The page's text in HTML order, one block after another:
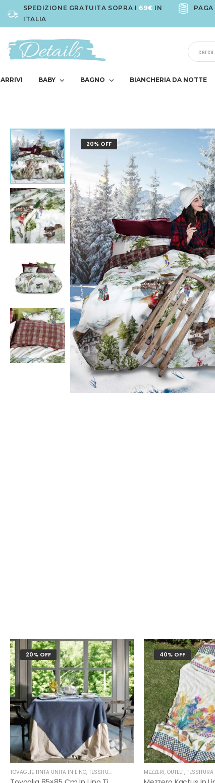
SPEDIZIONE GRATUITA SOPRA I 69€ IN
ITALIA
PAGA
BABY BAGNO BIANCHERIA DA NOTTE
20% OFF
20% OFF
TOVAGLIE TINTA UNITA IN LINO, TESSITURA TOSCANA TELERIE
40% OFF
MEZZERI, OUTLET, TESSITURA